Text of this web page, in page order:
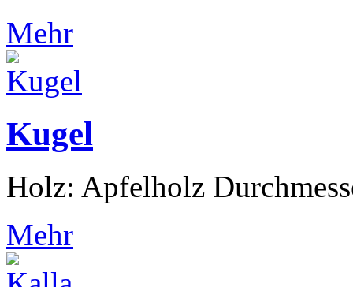
Mehr
Kugel
Holz: Apfelholz
Mehr